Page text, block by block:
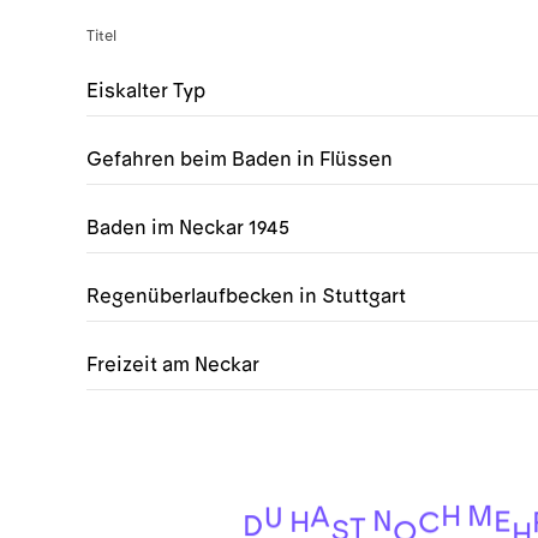
Titel
Eiskalter Typ
Gefahren beim Baden in Flüssen
Baden im Neckar 1945
Regenüberlaufbecken in Stuttgart
Freizeit am Neckar
DU H AST N OC H M E